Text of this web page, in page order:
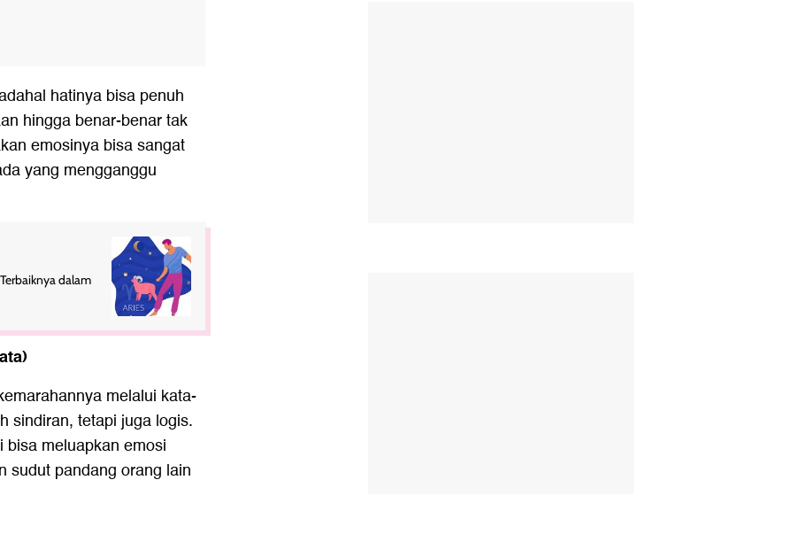
hatinya bisa penuh
hingga benar-benar tak
emosinya bisa sangat
yang mengganggu
dalam
melalui kata-
sindiran, tetapi juga logis.
meluapkan emosi
sudut pandang orang lain